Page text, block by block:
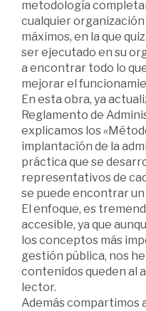
metodología
cualquier organización
máximos, en la que
ser ejecutado en su
a encontrar todo lo
mejorar el
En esta obra, ya
Reglamento de
explicamos los
implantación de la
práctica que se
representativos de
se puede encontrar
El enfoque, es
accesible, ya que
los conceptos más
gestión pública, nos
contenidos queden al
lector.
Además compartimos